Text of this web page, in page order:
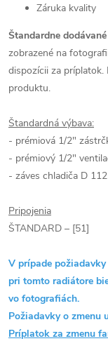
Záruka kvality
Štandardne
zobrazené na
dispozícii za
produktu.
Štandardná výbava:
- prémiová 1/2"
- prémiový 1/2"
- záves chladiča D 112
Pripojenia
ŠTANDARD – [51]
V prípade
pri tomto radiátore
vo fotografiách.
Požiadavky o zmenu
Príplatok za zmenu